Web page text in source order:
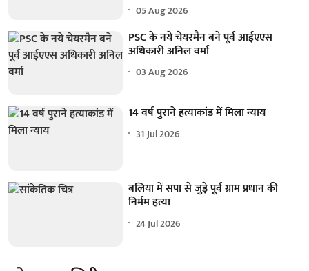
05 Aug 2026
PSC के नये चेयरमैन बने पूर्व आईएएस
अधिकारी अनिल वर्मा
03 Aug 2026
14 वर्ष पुराने हत्याकांड में मिला न्याय
31 Jul 2026
बलिया में सपा से जुड़े पूर्व ग्राम प्रधान की
निर्मम हत्या
24 Jul 2026